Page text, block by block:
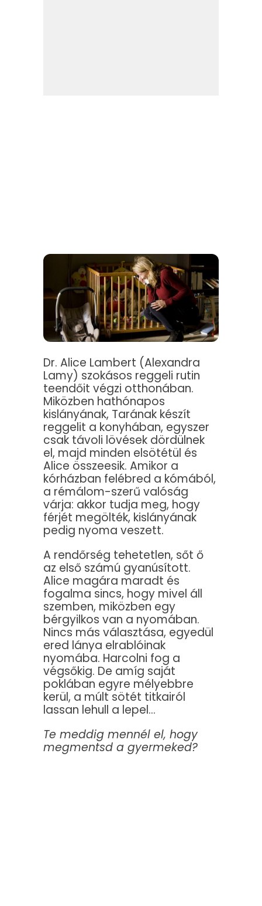
Dr. Alice Lambert (Alexandra
Lamy) szokásos reggeli rutin
teendőit végzi otthonában.
Miközben hathónapos
kislányának, Tarának készít
reggelit a konyhában, egyszer
csak távoli lövések dördülnek
el, majd minden elsötétül és
Alice összeesik. Amikor a
kórházban felébred a kómából,
a rémálom-szerű valóság
várja: akkor tudja meg, hogy
férjét megölték, kislányának
pedig nyoma veszett.
A rendőrség tehetetlen, sőt ő
az első számú gyanúsított.
Alice magára maradt és
fogalma sincs, hogy mivel áll
szemben, miközben egy
bérgyilkos van a nyomában.
Nincs más választása, egyedül
ered lánya elrablóinak
nyomába. Harcolni fog a
végsőkig. De amíg saját
poklában egyre mélyebbre
kerül, a múlt sötét titkairól
lassan lehull a lepel…
Te meddig mennél el, hogy
megmentsd a gyermeked?